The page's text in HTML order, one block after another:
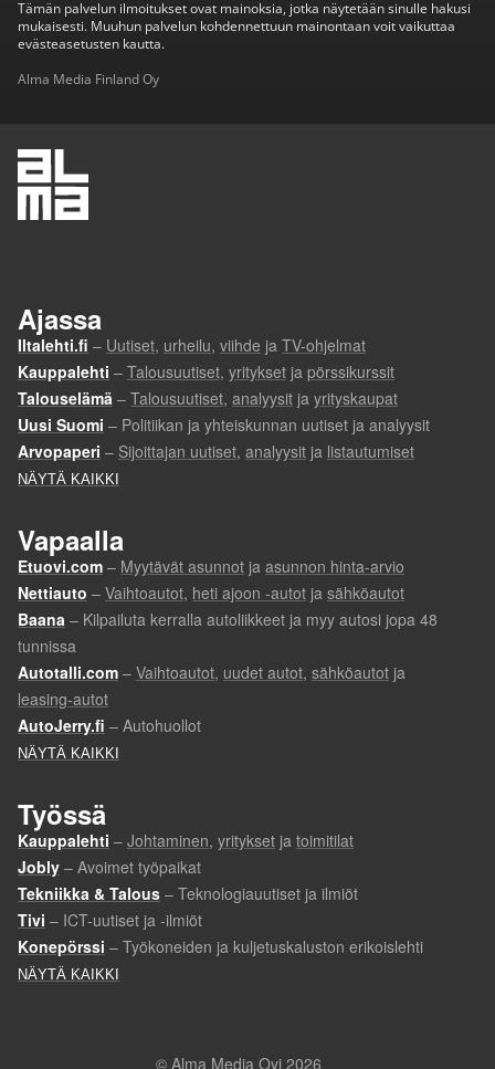
Tämän palvelun ilmoitukset ovat mainoksia, jotka näytetään sinulle hakusi
mukaisesti. Muuhun palvelun kohdennettuun mainontaan voit vaikuttaa
evästeasetusten kautta.
Alma Media Finland Oy